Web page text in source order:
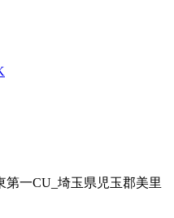
一CU_埼玉県児玉郡美里